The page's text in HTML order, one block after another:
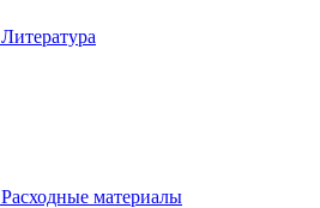
Литература
Расходные материалы